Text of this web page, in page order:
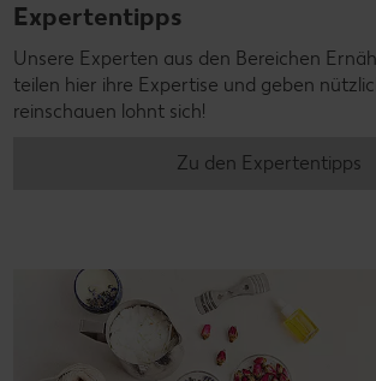
Expertentipps
Unsere Experten aus den Bereichen
teilen hier ihre Expertise und geben
reinschauen lohnt sich!
Zu den Expertentipps